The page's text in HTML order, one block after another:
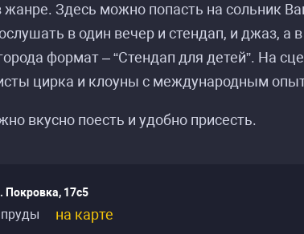
Здесь можно попасть на сольник
в один вечер и стендап, и джаз, а
формат – “Стендап для детей”. На
цирка и клоуны с международным
вкусно поесть и удобно присесть.
Покровка, 17с5
на карте